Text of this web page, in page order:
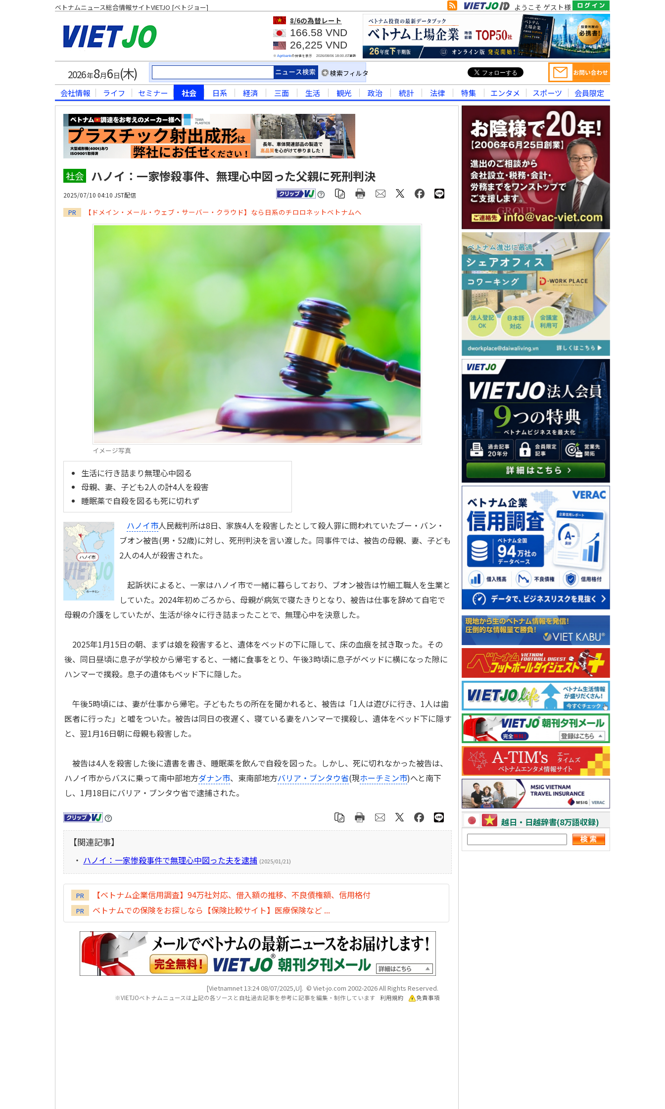
ベトナムニュース総合情報サイトVIETJO [ベトジョー]
ようこそ ゲスト様
8/6の為替レート
166.58 VND
26,225 VND
※ Agribankの仲値を表示 2026/08/06 18:00JST更新
2026年8月6 日(木) 検索フィルタ
会社情報 ライフ セミナー 社会 日系 経済 三面 生活 観光 政治 統計 法律 特集 エンタメ スポーツ 会員限定
社会 ハノイ：一家惨殺事件、無理心中図った父親に死刑判決
2025/07/10 04:10 JST配信
PR 【ドメイン・メール・ウェブ・サーバー・クラウド】なら日系のチロロネットベトナムへ
イメージ写真
生活に行き詰まり無理心中図る
母親、妻、子ども2人の計4人を殺害
睡眠薬で自殺を図るも死に切れず
ハノイ市人民裁判所は8日、家族4人を殺害したとして殺人罪に問われていたブー・バン・
ブオン被告(男・52歳)に対し、死刑判決を言い渡した。同事件では、被告の母親、妻、子ども
2人の4人が殺害された。
起訴状によると、一家はハノイ市で一緒に暮らしており、ブオン被告は竹細工職人を生業と
していた。2024年初めごろから、母親が病気で寝たきりとなり、被告は仕事を辞めて自宅で
母親の介護をしていたが、生活が徐々に行き詰まったことで、無理心中を決意した。
2025年1月15日の朝、まずは娘を殺害すると、遺体をベッドの下に隠して、床の血痕を拭き取った。その
後、同日昼頃に息子が学校から帰宅すると、一緒に食事をとり、午後3時頃に息子がベッドに横になった隙に
ハンマーで撲殺。息子の遺体もベッド下に隠した。
午後5時頃には、妻が仕事から帰宅。子どもたちの所在を聞かれると、被告は「1人は遊びに行き、1人は歯
医者に行った」と嘘をついた。被告は同日の夜遅く、寝ている妻をハンマーで撲殺し、遺体をベッド下に隠す
と、翌1月16日朝に母親も殺害した。
被告は4人を殺害した後に遺書を書き、睡眠薬を飲んで自殺を図った。しかし、死に切れなかった被告は、
ハノイ市からバスに乗って南中部地方ダナン市、東南部地方バリア・ブンタウ省(現ホーチミン市)へと南下
し、1月18日にバリア・ブンタウ省で逮捕された。
【関連記事】
・ ハノイ：一家惨殺事件で無理心中図った夫を逮捕 (2025/01/21)
PR 【ベトナム企業信用調査】94万社対応、借入額の推移、不良債権額、信用格付
PR ベトナムでの保険をお探しなら【保険比較サイト】医療保険など ...
[Vietnamnet 13:24 08/07/2025,U]. © Viet-jo.com 2002-2026 All Rights Reserved.
※VIETJOベトナムニュースは上記の各ソースと自社過去記事を参考に記事を編集・制作しています 利用規約 免責事項
越日・日越辞書(8万語収録)